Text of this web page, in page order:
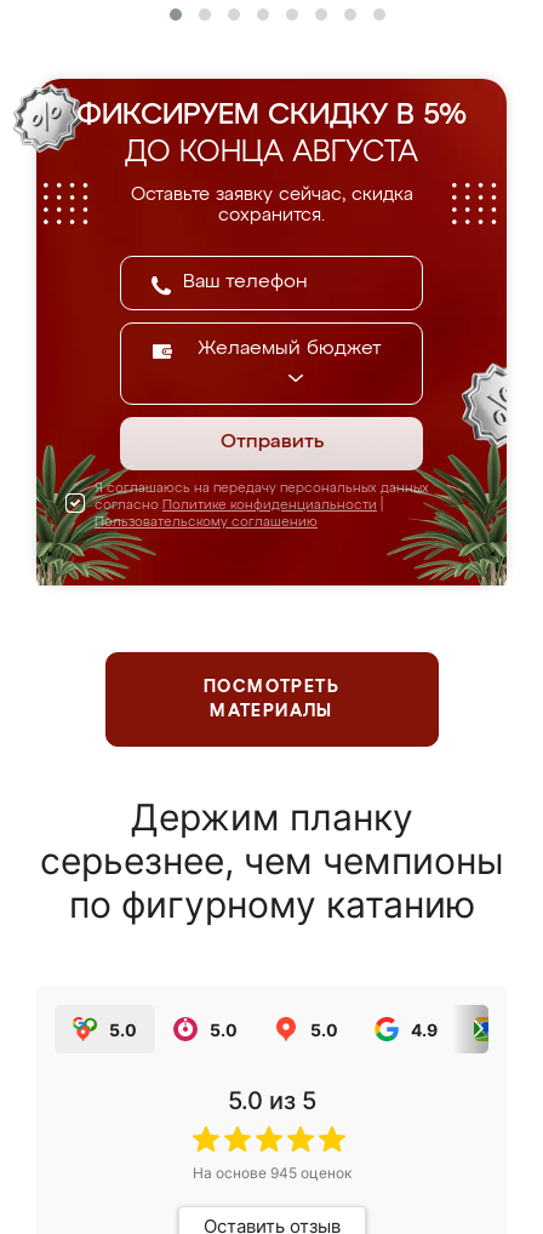
ФИКСИРУЕМ СКИДКУ В 5%
ДО КОНЦА АВГУСТА
Оставьте заявку сейчас, скидка
сохранится.
Желаемый бюджет
Отправить
Я соглашаюсь на передачу персональных данных
согласно Политике конфиденциальности
Пользовательскому соглашению
ПОСМОТРЕТЬ
МАТЕРИАЛЫ
Держим планку
серьезнее, чем чемпионы
по фигурному катанию
5.0 5.0 5.0 4.9
5.0 из 5
На основе 945оценок
Оставить отзыв